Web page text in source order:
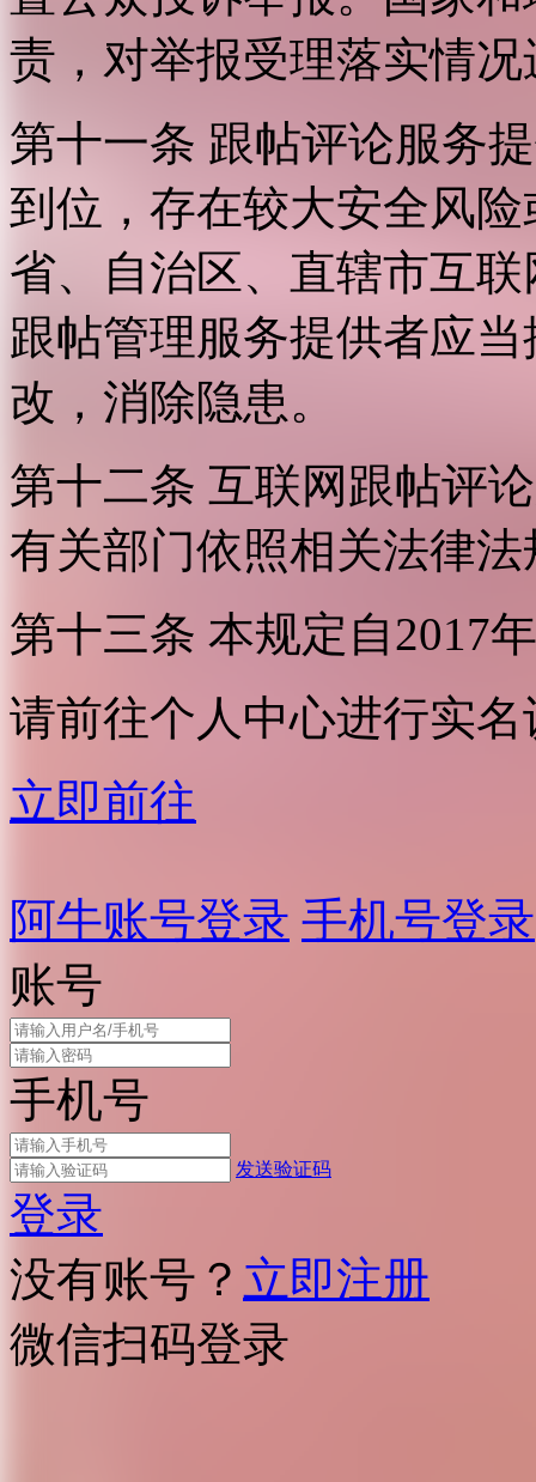
责，对举报受理落实情
第十一条 跟帖评论服务
到位，存在较大安全风
省、自治区、直辖市互
跟帖管理服务提供者应
改，消除隐患。
第十二条 互联网跟帖评
有关部门依照相关法律
第十三条 本规定自2017
请前往个人中心进行实名
立即前往
阿牛账号登录 手机号登录
账号
手机号
发送验证码
登录
没有账号？ 立即注册
微信扫码登录